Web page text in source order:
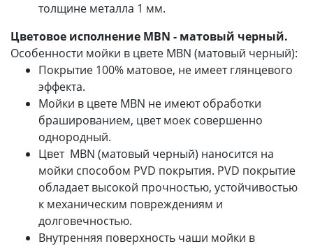
толщине металла 1 мм.
Цветовое исполнение MBN - матовый черный.
Особенности мойки в цвете MBN (матовый черный):
Покрытие 100% матовое, не имеет глянцевого
эффекта.
Мойки в цвете MBN не имеют обработки
брашированием, цвет моек совершенно
однородный.
Цвет MBN (матовый черный) наносится на
мойки способом PVD покрытия. PVD покрытие
обладает высокой прочностью, устойчивостью
к механическим повреждениям и
долговечностью.
Внутренняя поверхность чаши мойки в